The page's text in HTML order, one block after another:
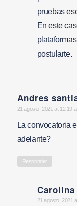
pruebas
En este
postularte.
Andres
says:
21 agosto, 2021 at 12:19
La convocatoria
adelante?
Responder
Carolina
says:
21 agosto, 2021